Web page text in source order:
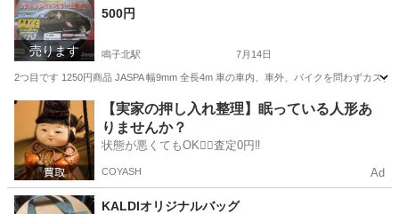
売ります
500円
鳴子北駅 7月14日
2つ目です 1250円商品 JASPA 幅9mm 全長4m 車の車内、車外、バイクを問わずカス
愛知 名古屋市 鳴子北駅 車のパーツ ヘルメット
【実家の押し入れ整理】眠っている人形あ
りませんか？
状態が悪くてもOK🙆‍♀️査定0円‼️
COYASH Ad
KALDIオリジナルバッグ